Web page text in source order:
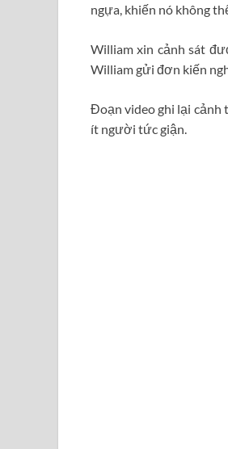
ngựa, khiến nó không
William xin cảnh sát
William gửi đơn kiến
Đoạn video ghi lại cảnh
ít người tức giận.